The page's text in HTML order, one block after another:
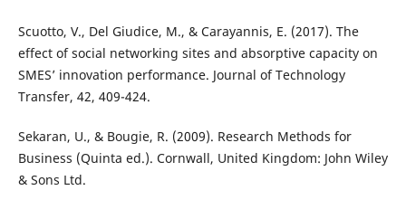
Scuotto, V., Del Giudice, M., & Carayannis, E. (2017). The
effect of social networking sites and absorptive capacity on
SMES’ innovation performance. Journal of Technology
Transfer, 42, 409-424.
Sekaran, U., & Bougie, R. (2009). Research Methods for
Business (Quinta ed.). Cornwall, United Kingdom: John Wiley
& Sons Ltd.